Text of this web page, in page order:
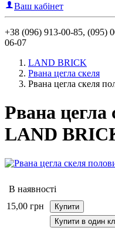
Ваш кабінет
+38 (096) 913-00-85, (095)
06-07
LAND BRICK
Рвана цегла скеля
Рвана цегла скеля
Рвана цегла
LAND
В наявності
15,00 грн
Купити
Купити в один